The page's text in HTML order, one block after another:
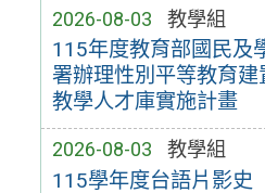
2026-08-03 教學組
115年度教育部國民及
署辦理性別平等教育建
教學人才庫實施計畫
2026-08-03 教學組
115學年度台語片影史